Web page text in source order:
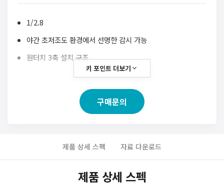
1/2.8
야간 초저조도 환경에서 선명한 감시 가능
원터치 3축 설치 구조
TVI 및 Hybrid Signal 출력 지원
Full-HD 해상도 및 실시간 30ips 전송
4.0mm l 6.0mm 고정초점렌즈
True WDR (듀얼 스캔 타입)
동작탐지, 프라이버시 존 설정 기능
키 포인트 더보기
구매문의
제품 상세 스펙 자료 다운로드
제품 상세 스펙